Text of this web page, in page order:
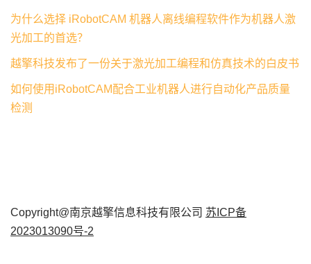
为什么选择 iRobotCAM 机器人离线编程软件作为机器人激
光加工的首选？
越擎科技发布了一份关于激光加工编程和仿真技术的白皮书
如何使用iRobotCAM配合工业机器人进行自动化产品质量
检测
Copyright@南京越擎信息科技有限公司 苏ICP备
2023013090号-2